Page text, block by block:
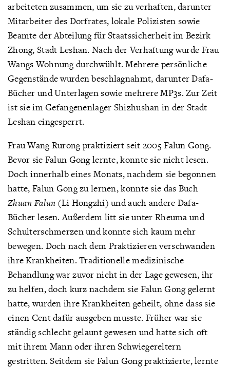
arbeiteten zusammen, um sie zu verhaften, darunter
Mitarbeiter des Dorfrates, lokale Polizisten sowie
Beamte der Abteilung für Staatssicherheit im Bezirk
Zhong, Stadt Leshan. Nach der Verhaftung wurde Frau
Wangs Wohnung durchwühlt. Mehrere persönliche
Gegenstände wurden beschlagnahmt, darunter Dafa-
Bücher und Unterlagen sowie mehrere MP3s. Zur Zeit
ist sie im Gefangenenlager Shizhushan in der Stadt
Leshan eingesperrt.
Frau Wang Rurong praktiziert seit 2005 Falun Gong.
Bevor sie Falun Gong lernte, konnte sie nicht lesen.
Doch innerhalb eines Monats, nachdem sie begonnen
hatte, Falun Gong zu lernen, konnte sie das Buch
Zhuan Falun (Li Hongzhi) und auch andere Dafa-
Bücher lesen. Außerdem litt sie unter Rheuma und
Schulterschmerzen und konnte sich kaum mehr
bewegen. Doch nach dem Praktizieren verschwanden
ihre Krankheiten. Traditionelle medizinische
Behandlung war zuvor nicht in der Lage gewesen, ihr
zu helfen, doch kurz nachdem sie Falun Gong gelernt
hatte, wurden ihre Krankheiten geheilt, ohne dass sie
einen Cent dafür ausgeben musste. Früher war sie
ständig schlecht gelaunt gewesen und hatte sich oft
mit ihrem Mann oder ihren Schwiegereltern
gestritten. Seitdem sie Falun Gong praktizierte, lernte